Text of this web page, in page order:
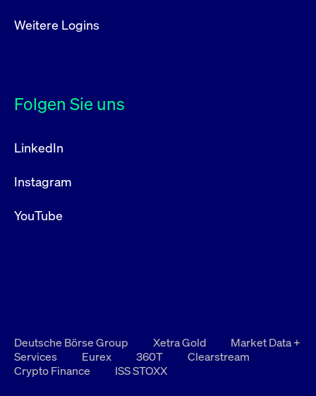
Weitere Logins
Folgen Sie uns
LinkedIn
Instagram
YouTube
Deutsche Börse Group Xetra Gold
Market Data +
Services
Eurex 360T
Clearstream
Crypto Finance
ISS STOXX